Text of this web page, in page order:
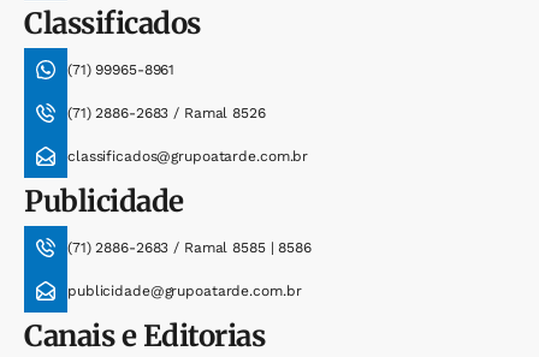
Classificados
(71) 99965-8961
(71) 2886-2683 / Ramal 8526
classificados@grupoatarde.com.br
Publicidade
(71) 2886-2683 / Ramal 8585 | 8586
publicidade@grupoatarde.com.br
Canais e Editorias